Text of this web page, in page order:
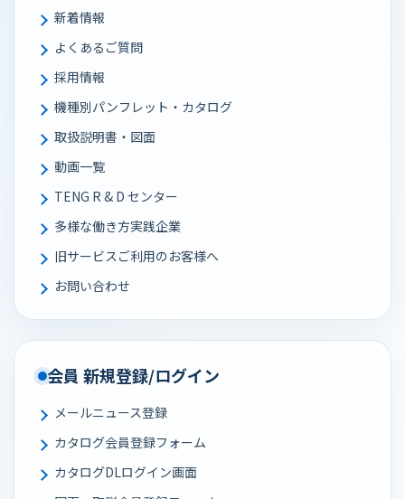
新着情報
よくあるご質問
採用情報
機種別パンフレット・カタログ
取扱説明書・図面
動画一覧
TENG R & D センター
多様な働き⽅実践企業
旧サービスご利用のお客様へ
お問い合わせ
会員 新規登録/ログイン
メールニュース登録
カタログ会員登録フォーム
カタログDLログイン画面